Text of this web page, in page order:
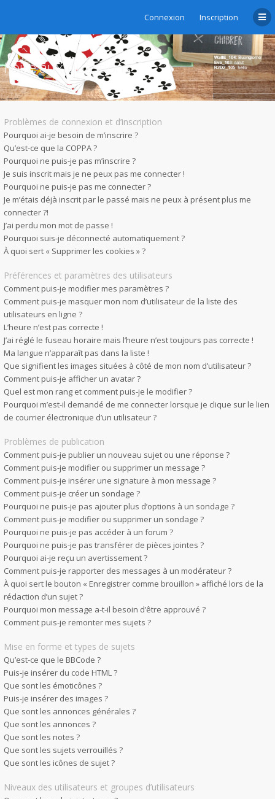
Connexion Inscription
Foire aux questions
Problèmes de connexion et d’inscription
Pourquoi ai-je besoin de m’inscrire ?
Qu’est-ce que la COPPA ?
Pourquoi ne puis-je pas m’inscrire ?
Je suis inscrit mais je ne peux pas me connecter !
Pourquoi ne puis-je pas me connecter ?
Je m’étais déjà inscrit par le passé mais ne peux à présent plus me
connecter ?!
J’ai perdu mon mot de passe !
Pourquoi suis-je déconnecté automatiquement ?
À quoi sert « Supprimer les cookies » ?
Préférences et paramètres des utilisateurs
Comment puis-je modifier mes paramètres ?
Comment puis-je masquer mon nom d’utilisateur de la liste des
utilisateurs en ligne ?
L’heure n’est pas correcte !
J’ai réglé le fuseau horaire mais l’heure n’est toujours pas correcte !
Ma langue n’apparaît pas dans la liste !
Que signifient les images situées à côté de mon nom d’utilisateur ?
Comment puis-je afficher un avatar ?
Quel est mon rang et comment puis-je le modifier ?
Pourquoi m’est-il demandé de me connecter lorsque je clique sur le lien
de courrier électronique d’un utilisateur ?
Problèmes de publication
Comment puis-je publier un nouveau sujet ou une réponse ?
Comment puis-je modifier ou supprimer un message ?
Comment puis-je insérer une signature à mon message ?
Comment puis-je créer un sondage ?
Pourquoi ne puis-je pas ajouter plus d’options à un sondage ?
Comment puis-je modifier ou supprimer un sondage ?
Pourquoi ne puis-je pas accéder à un forum ?
Pourquoi ne puis-je pas transférer de pièces jointes ?
Pourquoi ai-je reçu un avertissement ?
Comment puis-je rapporter des messages à un modérateur ?
À quoi sert le bouton « Enregistrer comme brouillon » affiché lors de la
rédaction d’un sujet ?
Pourquoi mon message a-t-il besoin d’être approuvé ?
Comment puis-je remonter mes sujets ?
Mise en forme et types de sujets
Qu’est-ce que le BBCode ?
Puis-je insérer du code HTML ?
Que sont les émoticônes ?
Puis-je insérer des images ?
Que sont les annonces générales ?
Que sont les annonces ?
Que sont les notes ?
Que sont les sujets verrouillés ?
Que sont les icônes de sujet ?
Niveaux des utilisateurs et groupes d’utilisateurs